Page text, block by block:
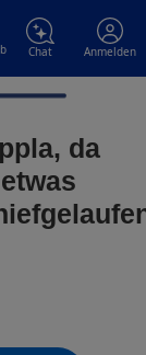
Chat Anmelden
da